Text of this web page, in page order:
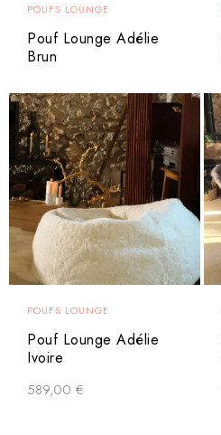
POUFS LOUNGE
Pouf Lounge Adélie
Brun
POUFS LOUNGE
Pouf Lounge Adélie
Ivoire
589,00 €